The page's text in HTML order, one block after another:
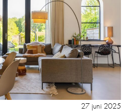
27 juni 2025